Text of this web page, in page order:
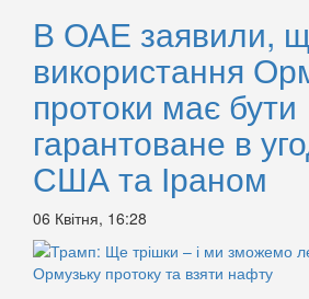
В ОАЕ заявили,
використання
протоки має бути
гарантоване в
США та Іраном
06 Квітня, 16:28